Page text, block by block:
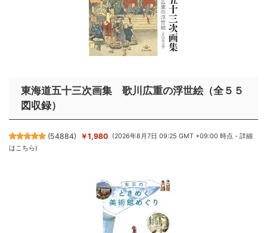
東海道五十三次画集 歌川広重の浮世絵（全５５
図収録）
(54884) ￥1,980 (2026年8月7日 09:25 GMT +09:00 時点 -詳細
はこちら)